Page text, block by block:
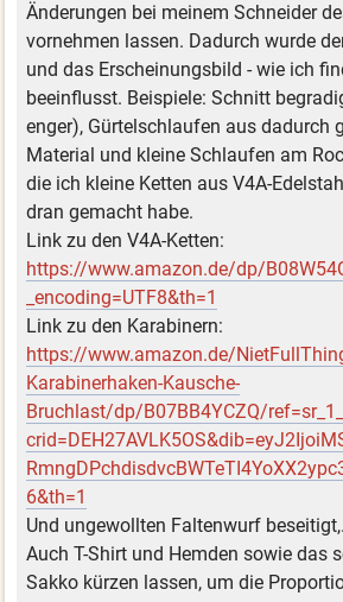
Änderungen bei meinem Schneider
vornehmen lassen. Dadurch wurde
und das Erscheinungsbild - wie ich
beeinflusst. Beispiele: Schnitt
enger), Gürtelschlaufen aus dadurch
Material und kleine Schlaufen am
die ich kleine Ketten aus V4A-
dran gemacht habe.
Link zu den V4A-Ketten:
https://www.amazon.de/dp/
_encoding=UTF8&th=1
Link zu den Karabinern:
https://www.amazon.de/
Karabinerhaken-Kausche-
Bruchlast/dp/B07BB4YCZQ/
6&th=1
Und ungewollten Faltenwurf
Auch T-Shirt und Hemden sowie das
Sakko kürzen lassen, um die